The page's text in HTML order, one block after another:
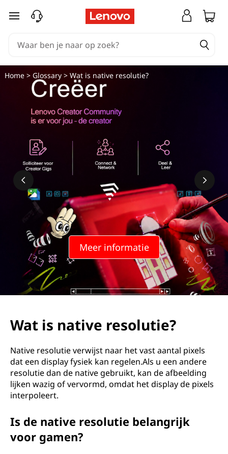
Ga naar de hoofdinhoud
Meer informatie
Home> Glossary> Wat is native resolutie?
Wat is native resolutie?
Native resolutie verwijst naar het vast aantal pixels
dat een display fysiek kan regelen.Als u een andere
resolutie dan de native gebruikt, kan de afbeelding
lijken wazig of vervormd, omdat het display de pixels
interpoleert.
Is de native resolutie belangrijk
voor gamen?